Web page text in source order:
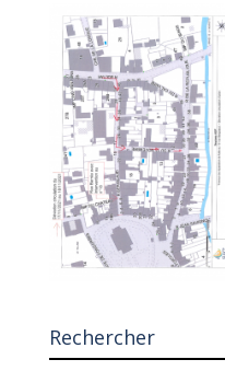
Rechercher